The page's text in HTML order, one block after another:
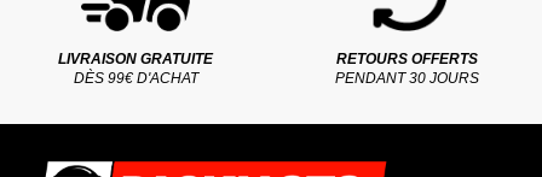
LIVRAISON GRATUITE
DÈS 99€ D'ACHAT
RETOURS OFFERTS
PENDANT 30 JOURS